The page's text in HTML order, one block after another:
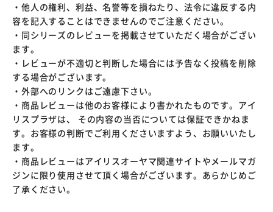
・他人の権利、利益、名誉等を損ねたり、法令に違反する内
容を記入することはできませんのでご注意ください。
・同シリーズのレビューを掲載させていただく場合がござい
ます。
・レビューが不適切と判断した場合には予告なく投稿を削除
する場合がございます。
・外部へのリンクはご遠慮下さい。
・商品レビューは他のお客様により書かれたものです。アイ
リスプラザは、 その内容の当否については保証できかねま
す。お客様の判断でご利用くださいますよう、お願いいたし
ます。
・商品レビューはアイリスオーヤマ関連サイトやメールマガ
ジンに限り使用させて頂く場合がございます。あらかじめご
了承ください。